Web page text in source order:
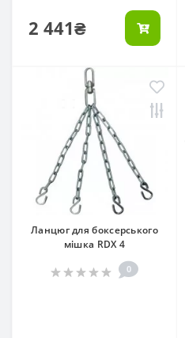
2 441₴
Ланцюг для боксерського
мішка RDX 4
0